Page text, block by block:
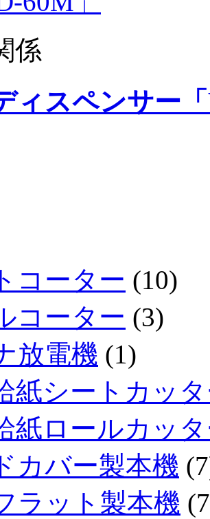
係
ィスペンサー
コーター (10)
コーター (3)
放電機 (1)
紙シートカッ
紙ロールカッ
カバー製本機
ラット製本機